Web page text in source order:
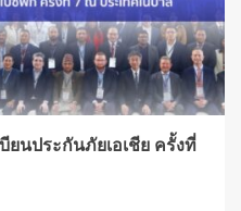
ยนประกันภัยเอเชีย ครั้งที่